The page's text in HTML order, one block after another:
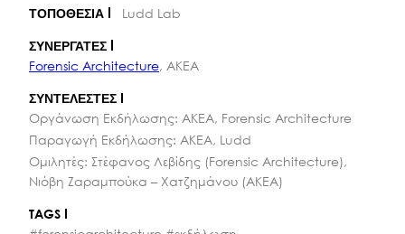
ΤΟΠΟΘΕΣΙΑ Ludd Lab
ΣΥΝΕΡΓΑΤΕΣ
Forensic Architecture, AKEA
ΣΥΝΤΕΛΕΣΤΕΣ
Οργάνωση Εκδήλωσης: ΑΚΕΑ, Forensic Architecture
Παραγωγή Εκδήλωσης: ΑΚΕΑ, Ludd
Ομιλητές: Στέφανος Λεβίδης (Forensic Architecture),
Νιόβη Ζαραμπούκα – Χατζημάνου (ΑΚΕΑ)
TAGS